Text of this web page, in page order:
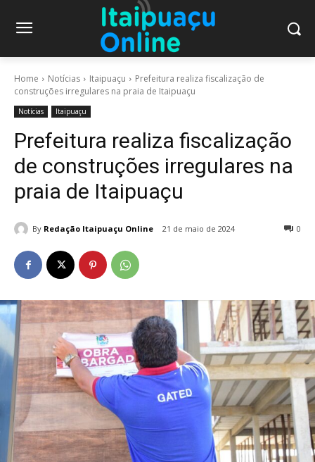
Home Notícias Itaipuaçu
Prefeitura realiza fiscalização de
construções irregulares na praia de Itaipuaçu
Notícias Itaipuaçu
Prefeitura realiza fiscalização
de construções irregulares na
praia de Itaipuaçu
By Redação Itaipuaçu Online 21 de maio de 2024 0